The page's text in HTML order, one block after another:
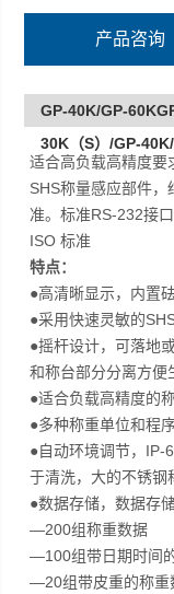
产品咨询
GP-40K/GP-
30K（S）/GP-
适合高负载高精度要
SHS称量感应部件
准。标准RS-232接
ISO 标准
特点：
●高清晰显示，内置
●采用快速灵敏的
●摇杆设计，可落地
和称台部分分离方便
●适合负载高精度的
●多种称重单位和程
●自动环境调节，IP-
于清洗，大的不锈钢
●数据存储，数据存
—200组称重数据
—100组带日期时间
—20组带皮重的称重